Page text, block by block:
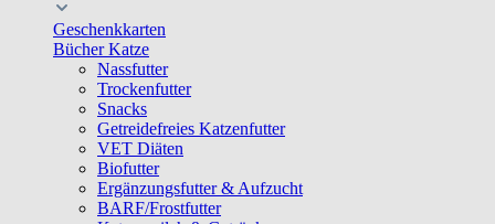
Geschenkkarten
Bücher Katze
Nassfutter
Trockenfutter
Snacks
Getreidefreies Katzenfutter
VET Diäten
Biofutter
Ergänzungsfutter & Aufzucht
BARF/Frostfutter